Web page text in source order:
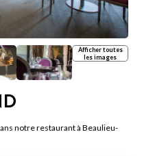
Afficher toutes
les images
notre restaurant à Beaulieu-